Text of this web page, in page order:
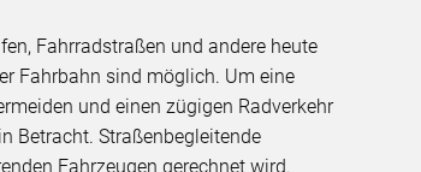
Fahrradstraßen und andere heute
Fahrbahn sind möglich. Um eine
und einen zügigen Radverkehr
Betracht. Straßenbegleitende
Fahrzeugen gerechnet wird.